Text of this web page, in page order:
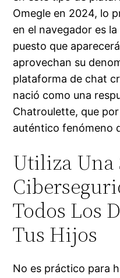
Omegle en 2024, lo
en el navegador es
puesto que
aprovechan su
plataforma de chat
nació como una
Chatroulette, que
auténtico fenómeno
Utiliza Una
Todos Los
Tus Hijos
No es práctico para